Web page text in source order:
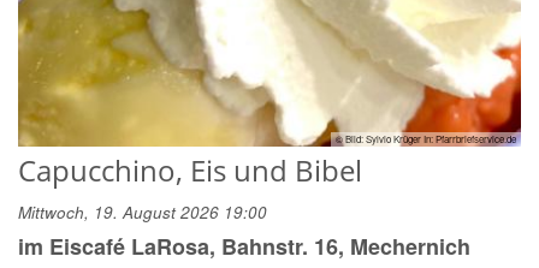
© Bild: Sylvio Krüger In: Pfarrbriefservice.de
Capucchino, Eis und Bibel
Mittwoch, 19. August 2026 19:00
im Eiscafé LaRosa, Bahnstr. 16, Mechernich